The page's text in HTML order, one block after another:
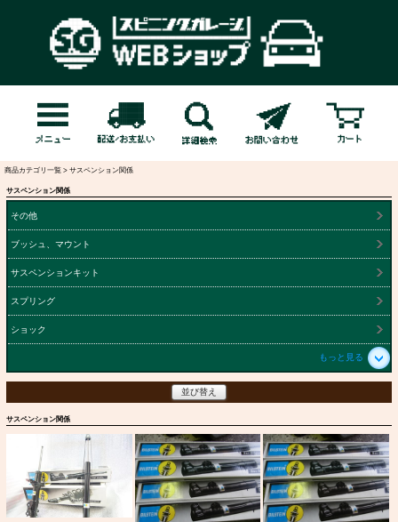
商品カテゴリ一覧 > サスペンション関係
サスペンション関係
その他
ブッシュ、マウント
サスペンションキット
スプリング
ショック
もっと見る
並び替え
サスペンション関係